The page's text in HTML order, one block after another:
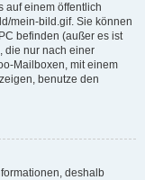
auf einem öffentlich
mein-bild.gif. Sie können
befinden (außer es ist
die nur nach einer
Mailboxen, mit einem
benutze den
deshalb